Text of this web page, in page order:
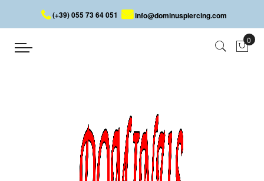
(+39) 055 73 64 051 info@dominuspiercing.com
TRÉBOL